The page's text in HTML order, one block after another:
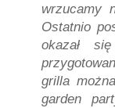
Ostatnio
okazał
grilla
garden